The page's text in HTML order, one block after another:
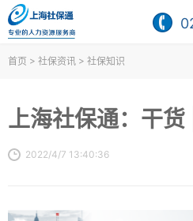
首页 > 社保资讯 > 社保知识
上海社保通：干货
2022/4/7 13:40:36